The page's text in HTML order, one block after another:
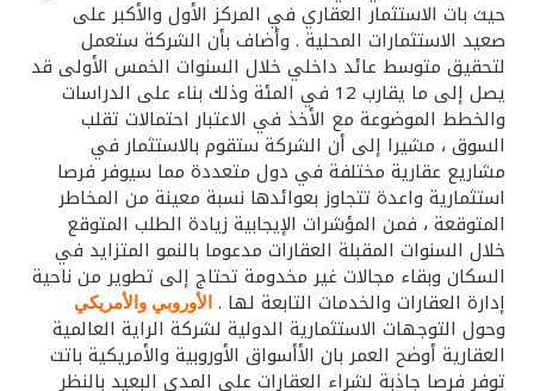
حيث بات الاستثمار العقاري في المركز الأول والأكبر على
صعيد الاستثمارات المحلية . وأضاف بأن الشركة ستعمل
لتحقيق متوسط عائد داخلي خلال السنوات الخمس الأولى قد
يصل إلى ما يقارب 12 في المئة وذلك بناء على الدراسات
والخطط الموضوعة مع الأخذ في الاعتبار احتمالات تقلب
السوق ، مشيرا إلى أن الشركة ستقوم بالاستثمار في
مشاريع عقارية مختلفة في دول متعددة مما سيوفر فرصا
استثمارية واعدة تتجاوز بعوائدها نسبة معينة من المخاطر
المتوقعة ، فمن المؤشرات الإيجابية زيادة الطلب المتوقع
خلال السنوات المقبلة العقارات مدعوما بالنمو المتزايد في
السكان وبقاء مجالات غير مخدومة تحتاج إلى تطوير من ناحية
إدارة العقارات والخدمات التابعة لها . الأوروبي والأمريكي
وحول التوجهات الاستثمارية الدولية لشركة الراية العالمية
العقارية أوضح العمر بان الأأسواق الأوروبية والأمريكية باتت
توفر فرصا جاذبة لشراء العقارات على المدى البعيد بالنظر